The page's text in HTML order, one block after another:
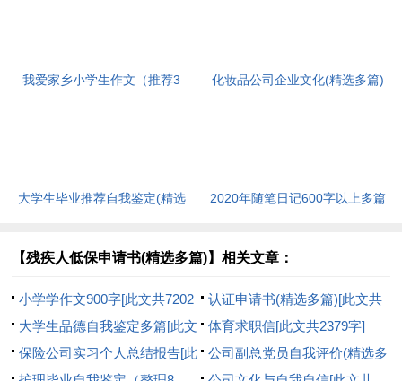
我爱家乡小学生作文（推荐3
化妆品公司企业文化(精选多篇)
大学生毕业推荐自我鉴定(精选
2020年随笔日记600字以上多篇
【残疾人低保申请书(精选多篇)】相关文章：
小学学作文900字[此文共7202
字]
认证申请书(精选多篇)[此文共
2551字]
大学生品德自我鉴定多篇[此文
共2737字]
体育求职信[此文共2379字]
保险公司实习个人总结报告[此
公司副总党员自我评价(精选多